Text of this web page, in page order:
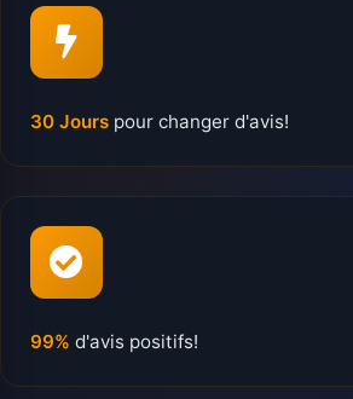
30 Jours pour changer d'avis!
99% d'avis positifs!